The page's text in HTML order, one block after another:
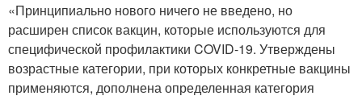
«Принципиально нового ничего не введено, но
расширен список вакцин, которые используются для
специфической профилактики COVID-19. Утверждены
возрастные категории, при которых конкретные вакцины
применяются, дополнена определенная категория